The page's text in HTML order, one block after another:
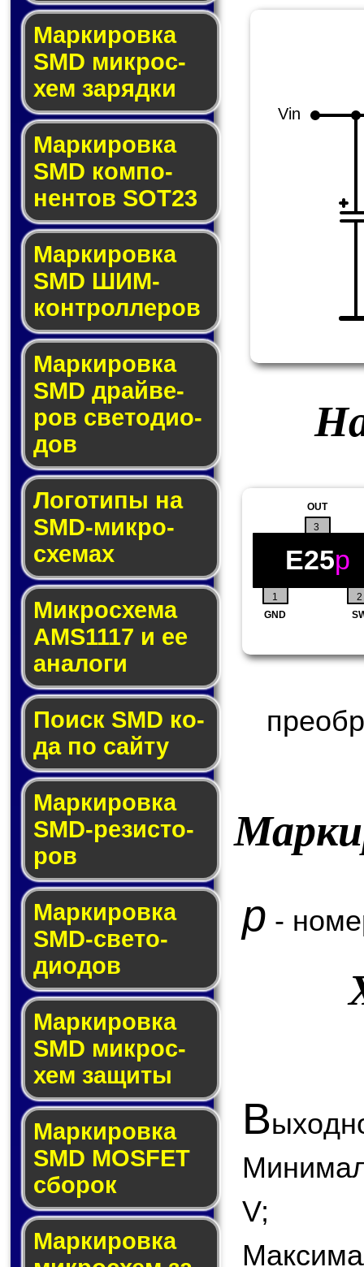
Маркировка
SMD мик­рос­
хем за­ряд­ки
Маркировка
SMD ком­по­
нен­тов SOT23
Маркировка
SMD ШИМ-
кон­трол­ле­ров
Маркировка
SMD драй­ве­
ров све­то­ди­о­
дов
Логотипы на
SMD-мик­ро­
схе­мах
Микросхема
AMS1117 и ее
ана­ло­ги
Поиск SMD ко­
да по сай­ту
Маркировка
SMD-ре­зис­то­
ров
Маркировка
SMD-све­то­
дио­дов
Мар­ки­ров­ка
SMD мик­рос­
хем защиты
Мар­ки­ров­ка
SMD MOSFET
сбо­рок
Мар­ки­ров­ка
Vin
1
2
GND
OUT
3
E25p
p -
В
V;